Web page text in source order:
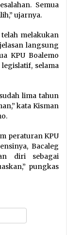
Semua
ujarnya.
melakukan
langsung
KPU Boalemo
selama
lima tahun
kata Kisman
peraturan KPU
Bacaleg
diri sebagai
pungkas